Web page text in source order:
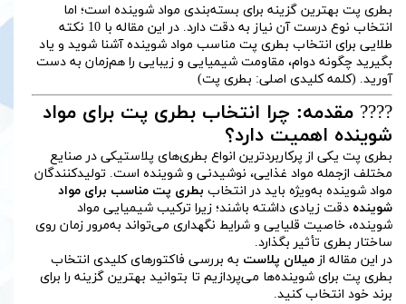
بطری پت بهترین گزینه برای بسته‌بندی مواد شوینده است؛ اما
انتخاب نوع درست آن نیاز به دقت دارد. در این مقاله با 10 نکته
طلایی برای انتخاب بطری پت مناسب مواد شوینده آشنا شوید و یاد
بگیرید چگونه دوام، مقاومت شیمیایی و زیبایی را هم‌زمان به دست
آورید. (کلمه کلیدی اصلی: بطری پت)
???? مقدمه: چرا انتخاب بطری پت برای مواد
شوینده اهمیت دارد؟
بطری پت یکی از پرکاربردترین انواع بطری‌های پلاستیکی در صنایع
مختلف ازجمله مواد غذایی، نوشیدنی و شوینده است. تولیدکنندگان
مواد شوینده به‌ویژه باید در انتخاب بطری پت مناسب برای مواد
شوینده دقت زیادی داشته باشند؛ زیرا ترکیب شیمیایی مواد
شوینده، خاصیت قلیایی و شرایط نگهداری می‌تواند به‌مرور زمان روی
ساختار بطری تأثیر بگذارد.
در این مقاله از میلان پلاست به بررسی فاکتورهای کلیدی انتخاب
بطری پت برای شوینده‌ها می‌پردازیم تا بتوانید بهترین گزینه را برای
برند خود انتخاب کنید.